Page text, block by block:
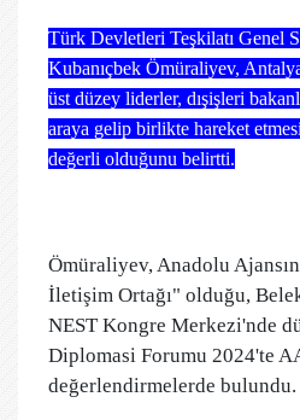
Türk Devletleri Teşkilatı Genel
Kubanıçbek Ömüraliyev,
üst düzey liderler, dışişleri
araya gelip birlikte hareket
değerli olduğunu belirtti.
Ömüraliyev, Anadolu
İletişim Ortağı" olduğu,
NEST Kongre Merkezi'nde
Diplomasi Forumu 2024'te
değerlendirmelerde bulundu.